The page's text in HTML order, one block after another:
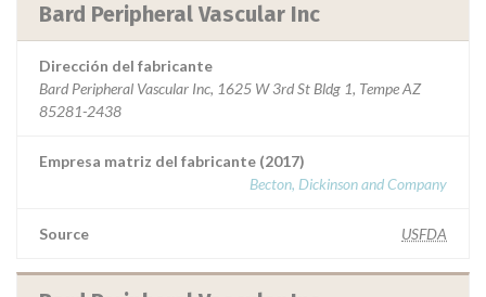
Bard Peripheral Vascular Inc
Dirección del fabricante
Bard Peripheral Vascular Inc, 1625 W 3rd St Bldg 1, Tempe AZ
85281-2438
Empresa matriz del fabricante (2017)
Becton, Dickinson and Company
Source USFDA